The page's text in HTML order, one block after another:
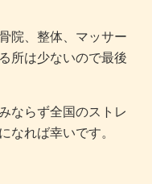
院、整体、マッサー
所は少ないので最後
ならず全国のストレ
なれば幸いです。